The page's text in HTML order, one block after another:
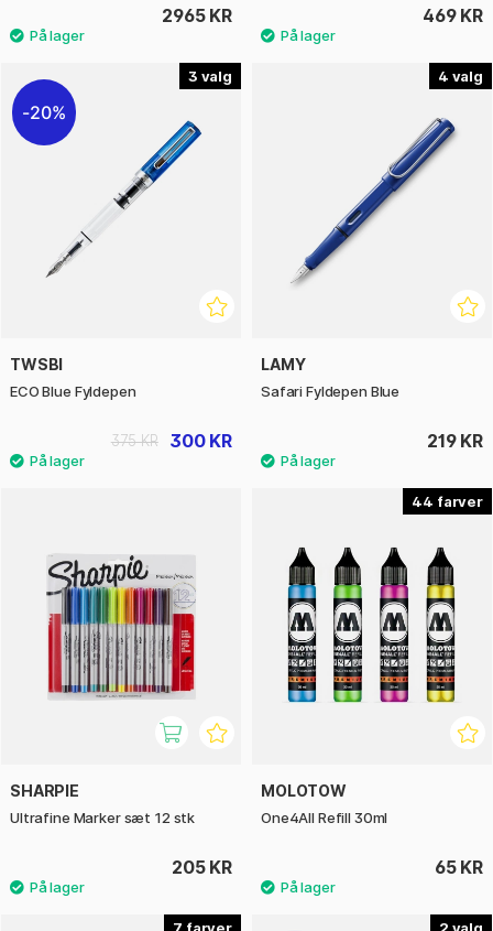
2965 KR 469 KR
3
20%
TWSBI
ECO Blue Fyldepen
300 KR
375 KR
4
LAMY
Safari Fyldepen Blue
219 KR
SHARPIE
Ultrafine Marker sæt 12 stk
205 KR
44
MOLOTOW
One4All Refill 30ml
65 KR
7 2